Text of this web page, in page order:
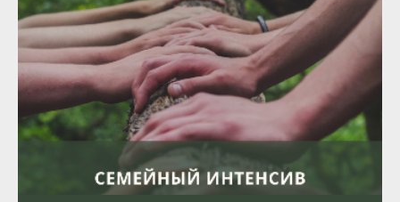
Контакты